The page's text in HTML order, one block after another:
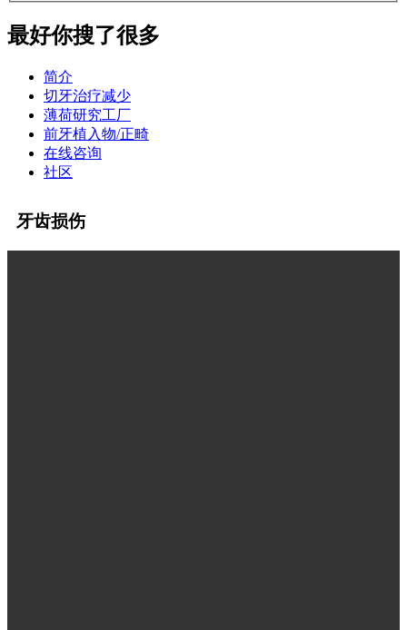
最好你搜了很多
简介
切牙治疗减少
薄荷研究工厂
前牙植入物/正畸
在线咨询
社区
牙齿损伤